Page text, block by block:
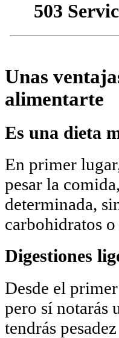
Unas
alimentarte
Es una dieta
En primer
pesar la
determinada,
carbohidratos
Digestiones
Desde el
pero sí notarás
tendrás